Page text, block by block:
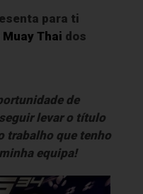
para ti
Muay Thai dos
de
levar o título
trabalho que tenho
equipa!